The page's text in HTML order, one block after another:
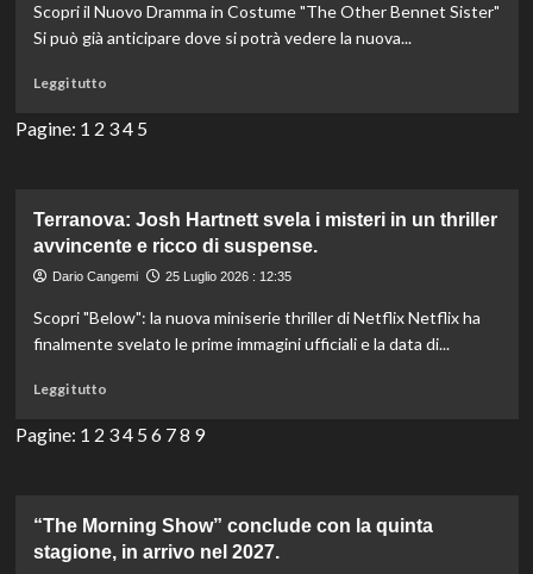
azione
e
su
ruote.
Scopri il Nuovo Dramma in Costume "The Other Bennet Sister"
Si può già anticipare dove si potrà vedere la nuova...
Leggi tuttoLeggi
più
Bennet
Sister:
nuova
nel
dramma
di
e
Pagine: 1 2 34 5
Terranova: Josh Hartnett svela i misteri in un thriller
avvincente e ricco di suspense.
Dario Cangemi 25 Luglio 2026 : 12:35
Scopri "Below": la nuova miniserie thriller di Netflix Netflix ha
finalmente svelato le prime immagini ufficiali e la data di...
Leggi tuttoLeggi
più
Hartnett
svela
Pagine: 1 2 34 5 6 78 9
“The Morning Show” conclude con la quinta
stagione, in arrivo nel 2027.